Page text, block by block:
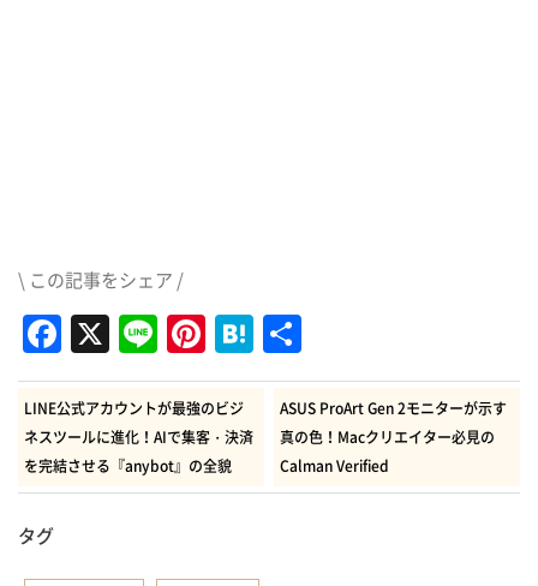
\ この記事をシェア /
Facebook
X LinePinterest
Hatena
有
LINE公式アカウントが最強のビジ
ネスツールに進化！AIで集客・決済
を完結させる『anybot』の全貌
ASUS ProArt Gen 2モニターが示す
真の色！Macクリエイター必見の
Calman Verified
タグ